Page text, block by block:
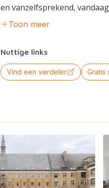
en vanzelfsprekend,
Toon meer
Nuttige links
Vind een verdeler Gratis